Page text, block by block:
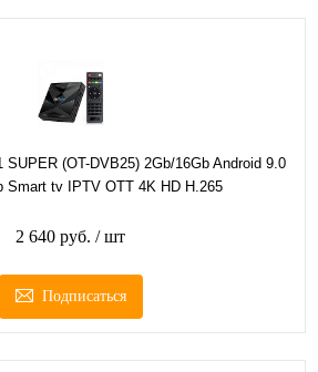
SUPER (OT-DVB25) 2Gb/16Gb Android 9.0
Smart tv IPTV OTT 4K HD H.265
2 640 руб. / шт
Подписаться